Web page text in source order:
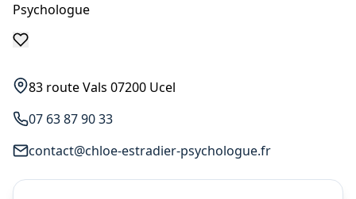
Psychologue
83 route Vals 07200 Ucel
07 63 87 90 33
contact@chloe-estradier-psychologue.fr